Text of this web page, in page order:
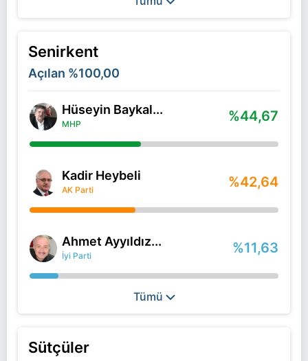
Senirkent
Açılan %100,00
Hüseyin Baykal...
MHP %44,67
Kadir Heybeli
AK Parti %42,64
Ahmet Ayyıldız...
İyi Parti %11,63
Tümü
Sütçüler